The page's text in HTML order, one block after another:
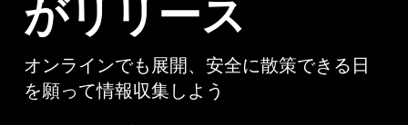
がリリース
オンラインでも展開、安全に散策できる日
を願って情報収集しよう